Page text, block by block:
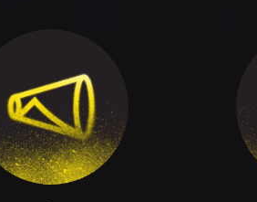
、洪子晏
主演
來寶是怎麼來的？唱數來寶其實能
的世界裡吧！